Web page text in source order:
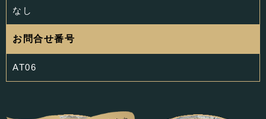
なし
お問合せ番号
AT06